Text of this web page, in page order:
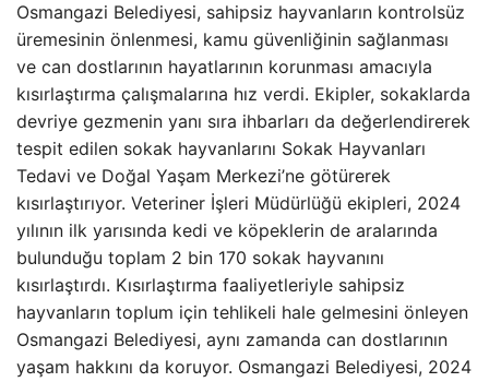
Osmangazi Belediyesi, sahipsiz hayvanların kontrolsüz
üremesinin önlenmesi, kamu güvenliğinin sağlanması
ve can dostlarının hayatlarının korunması amacıyla
kısırlaştırma çalışmalarına hız verdi. Ekipler, sokaklarda
devriye gezmenin yanı sıra ihbarları da değerlendirerek
tespit edilen sokak hayvanlarını Sokak Hayvanları
Tedavi ve Doğal Yaşam Merkezi’ne götürerek
kısırlaştırıyor. Veteriner İşleri Müdürlüğü ekipleri, 2024
yılının ilk yarısında kedi ve köpeklerin de aralarında
bulunduğu toplam 2 bin 170 sokak hayvanını
kısırlaştırdı. Kısırlaştırma faaliyetleriyle sahipsiz
hayvanların toplum için tehlikeli hale gelmesini önleyen
Osmangazi Belediyesi, aynı zamanda can dostlarının
yaşam hakkını da koruyor. Osmangazi Belediyesi, 2024